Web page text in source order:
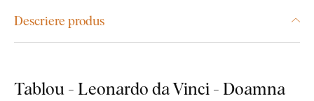
Descriere produs
Tablou - Leonardo da Vinci - Doamna